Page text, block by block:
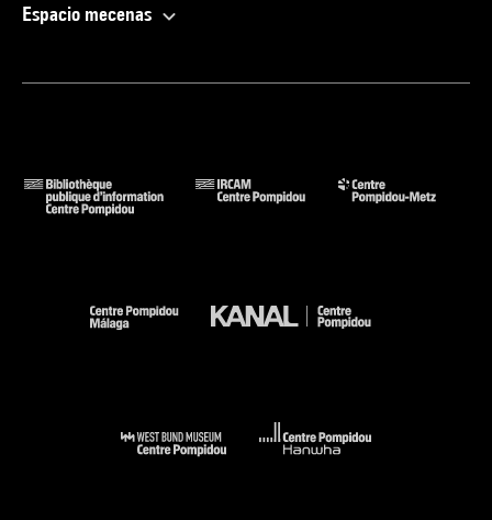
Espacio mecenas